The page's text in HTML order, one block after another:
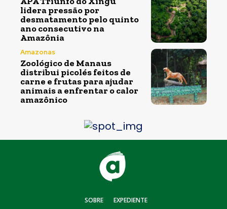
lidera pressão por
desmatamento pelo quinto
ano consecutivo na
Amazônia
Amazonas
Zoológico de Manaus
distribui picolés feitos de
carne e frutas para ajudar
animais a enfrentar o calor
amazônico
SOBRE EXPEDIENTE